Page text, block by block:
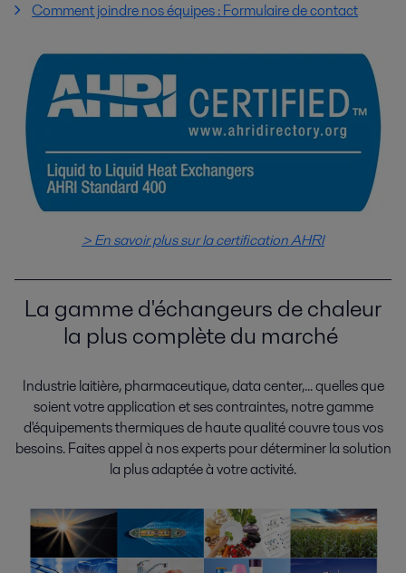
Comment joindre nos équipes : Formulaire de contact
> En savoir plus sur la certification AHRI
La gamme d'échangeurs de chaleur
la plus complète du marché
Industrie laitière, pharmaceutique, data center,... quelles que
soient votre application et ses contraintes, notre gamme
d'équipements thermiques de haute qualité couvre tous vos
besoins. Faites appel à nos experts pour déterminer la solution
la plus adaptée à votre activité.